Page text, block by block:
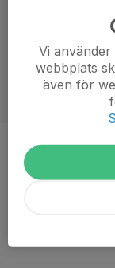
Titel
Ålder
Vi
webbplats
även för